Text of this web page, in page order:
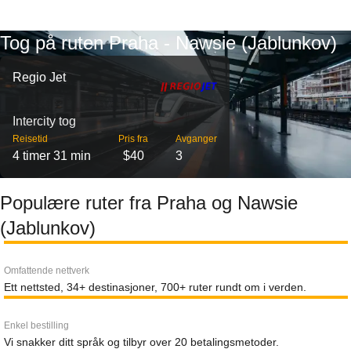
Tog på ruten Praha - Nawsie (Jablunkov)
Regio Jet
Intercity tog
Reisetid
4 timer 31 min
Pris fra
$40
Avganger
3
Populære ruter fra Praha og Nawsie
(Jablunkov)
Omfattende nettverk
Ett nettsted, 34+ destinasjoner, 700+ ruter rundt om i verden.
Enkel bestilling
Vi snakker ditt språk og tilbyr over 20 betalingsmetoder.